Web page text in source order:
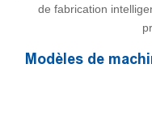
de fabrication
Modèles de